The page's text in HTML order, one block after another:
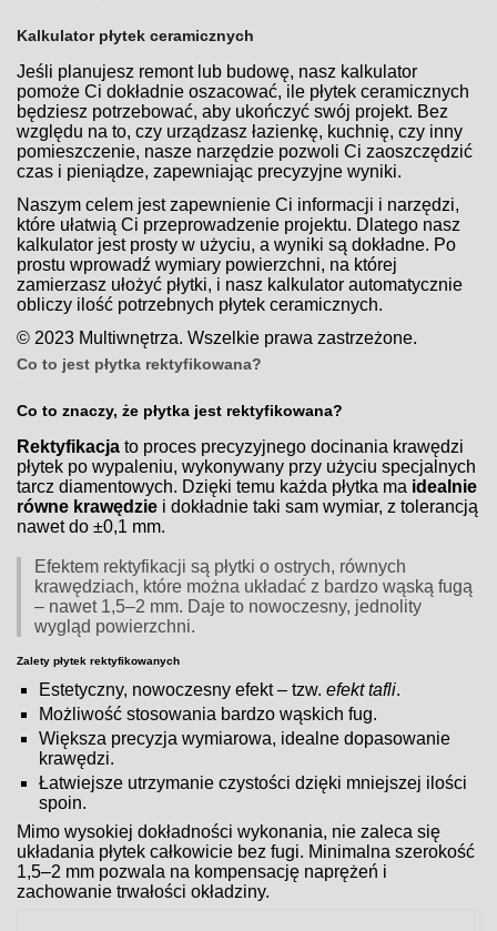
Kalkulator płytek ceramicznych
Jeśli planujesz remont lub budowę, nasz kalkulator
pomoże Ci dokładnie oszacować, ile płytek ceramicznych
będziesz potrzebować, aby ukończyć swój projekt. Bez
względu na to, czy urządzasz łazienkę, kuchnię, czy inny
pomieszczenie, nasze narzędzie pozwoli Ci zaoszczędzić
czas i pieniądze, zapewniając precyzyjne wyniki.
Naszym celem jest zapewnienie Ci informacji i narzędzi,
które ułatwią Ci przeprowadzenie projektu. Dlatego nasz
kalkulator jest prosty w użyciu, a wyniki są dokładne. Po
prostu wprowadź wymiary powierzchni, na której
zamierzasz ułożyć płytki, i nasz kalkulator automatycznie
obliczy ilość potrzebnych płytek ceramicznych.
© 2023 Multiwnętrza. Wszelkie prawa zastrzeżone.
Co to jest płytka rektyfikowana?
Co to znaczy, że płytka jest rektyfikowana?
Rektyfikacja to proces precyzyjnego docinania krawędzi
płytek po wypaleniu, wykonywany przy użyciu specjalnych
tarcz diamentowych. Dzięki temu każda płytka ma idealnie
równe krawędzie i dokładnie taki sam wymiar, z tolerancją
nawet do ±0,1 mm.
Efektem rektyfikacji są płytki o ostrych, równych
krawędziach, które można układać z bardzo wąską fugą
– nawet 1,5–2 mm. Daje to nowoczesny, jednolity
wygląd powierzchni.
Zalety płytek rektyfikowanych
Estetyczny, nowoczesny efekt – tzw.efekt tafli.
Możliwość stosowania bardzo wąskich fug.
Większa precyzja wymiarowa, idealne dopasowanie
krawędzi.
Łatwiejsze utrzymanie czystości dzięki mniejszej ilości
spoin.
Mimo wysokiej dokładności wykonania, nie zaleca się
układania płytek całkowicie bez fugi. Minimalna szerokość
1,5–2 mm pozwala na kompensację naprężeń i
zachowanie trwałości okładziny.